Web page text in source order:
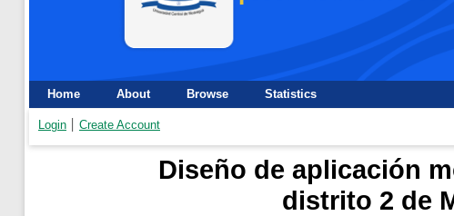
Home About Browse Statistics
Login Create Account
Diseño de aplicación
distrito 2 de